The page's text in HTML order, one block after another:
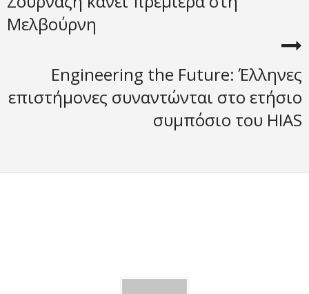
Μελβούρνη
Engineering the Future: Έλληνες
επιστήμονες συναντώνται στο ετήσιο
συμπόσιο του HIAS